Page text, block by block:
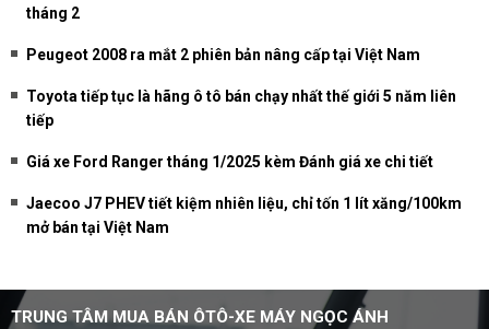
tháng 2
Peugeot 2008 ra mắt 2 phiên bản nâng cấp tại Việt Nam
Toyota tiếp tục là hãng ô tô bán chạy nhất thế giới 5 năm liên
tiếp
Giá xe Ford Ranger tháng 1/2025 kèm Đánh giá xe chi tiết
Jaecoo J7 PHEV tiết kiệm nhiên liệu, chỉ tốn 1 lít xăng/100km
mở bán tại Việt Nam
TRUNG TÂM MUA BÁN ÔTÔ-XE MÁY NGỌC ÁNH